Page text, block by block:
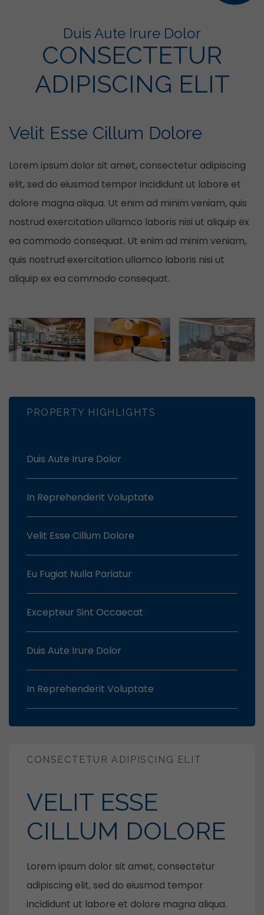
Duis Aute Irure Dolor
CONSECTETUR
ADIPISCING ELIT
Velit Esse Cillum Dolore
Lorem ipsum dolor sit amet, consectetur adipiscing
elit, sed do eiusmod tempor incididunt ut labore et
dolore magna aliqua. Ut enim ad minim veniam, quis
nostrud exercitation ullamco laboris nisi ut aliquip ex
ea commodo consequat. Ut enim ad minim veniam,
quis nostrud exercitation ullamco laboris nisi ut
aliquip ex ea commodo consequat.
PROPERTY HIGHLIGHTS
Duis Aute Irure Dolor
In Reprehenderit Voluptate
Velit Esse Cillum Dolore
Eu Fugiat Nulla Pariatur
Excepteur Sint Occaecat
Duis Aute Irure Dolor
In Reprehenderit Voluptate
CONSECTETUR ADIPISCING ELIT
VELIT ESSE
CILLUM DOLORE
Lorem ipsum dolor sit amet, consectetur
adipiscing elit, sed do eiusmod tempor
incididunt ut labore et dolore magna aliqua.